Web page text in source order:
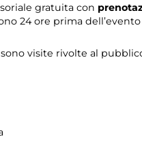
gratuita con
24 ore prima dell’evento
visite rivolte al